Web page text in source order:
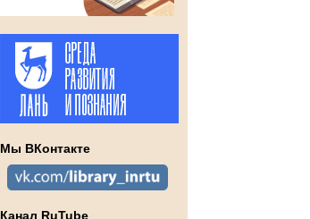
Мы ВКонтакте
Канал RuTube